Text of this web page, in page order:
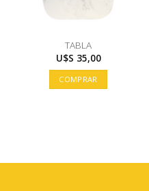
TABLA
U$S 35,00
COMPRAR